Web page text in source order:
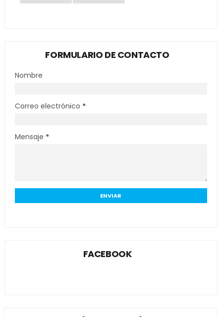
FORMULARIO DE CONTACTO
Nombre
Correo electrónico *
Mensaje *
FACEBOOK